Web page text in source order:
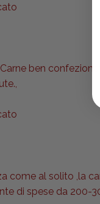
ben
come al solito ,la
di spese da 200-